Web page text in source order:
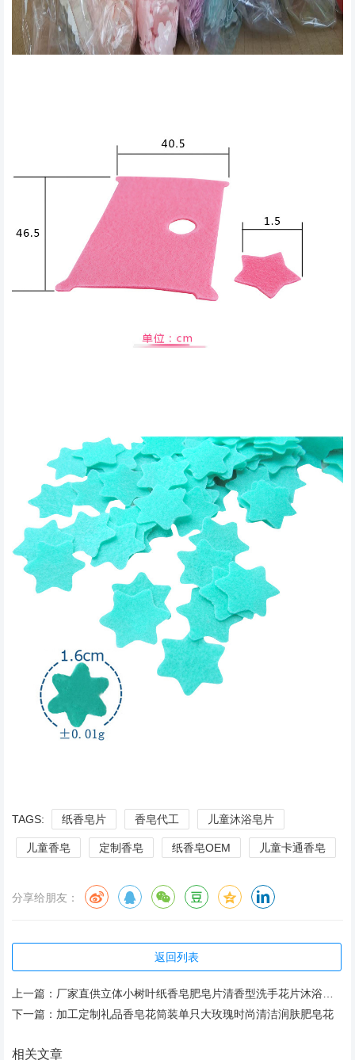
TAGS: 纸香皂片 香皂代工 儿童沐浴皂片
儿童香皂 定制香皂 纸香皂OEM 儿童卡通香皂
分享给朋友：
返回列表
上一篇： 厂家直供立体小树叶纸香皂肥皂片清香型洗手花片沐浴皂片加工定制
下一篇： 加工定制礼品香皂花筒装单只大玫瑰时尚清洁润肤肥皂花
相关文章